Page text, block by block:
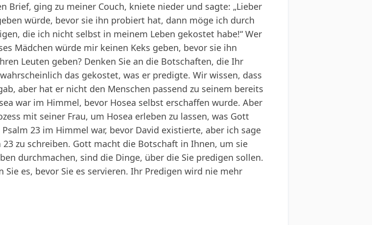
Brief, ging zu meiner Couch, kniete nieder und sagte: „Lieber
würde, bevor sie ihn probiert hat, dann möge ich durch
die ich nicht selbst in meinem Leben gekostet habe!“ Wer
Mädchen würde mir keinen Keks geben, bevor sie ihn
Leuten geben? Denken Sie an die Botschaften, die Ihr
das gekostet, was er predigte. Wir wissen, dass
aber hat er nicht den Menschen passend zu seinem bereits
war im Himmel, bevor Hosea selbst erschaffen wurde. Aber
mit seiner Frau, um Hosea erleben zu lassen, was Gott
23 im Himmel war, bevor David existierte, aber ich sage
zu schreiben. Gott macht die Botschaft in Ihnen, um sie
durchmachen, sind die Dinge, über die Sie predigen sollen.
Sie es, bevor Sie es servieren. Ihr Predigen wird nie mehr